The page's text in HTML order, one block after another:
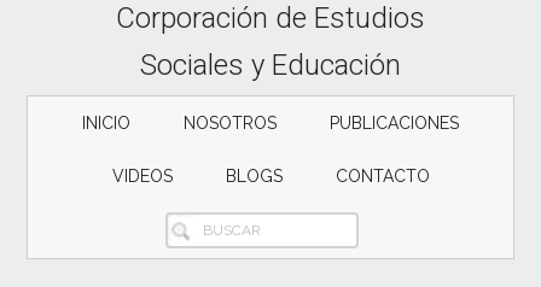
Corporación de Estudios
Sociales y Educación
INICIO NOSOTROS PUBLICACIONES
VIDEOS BLOGS CONTACTO
BUSCAR